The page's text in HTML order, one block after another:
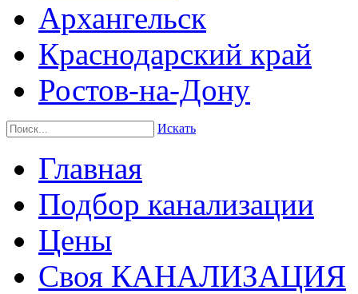
Архангельск
Краснодарский край
Ростов-на-Дону
Искать
Главная
Подбор канализации
Цены
Своя КАНАЛИЗАЦИЯ